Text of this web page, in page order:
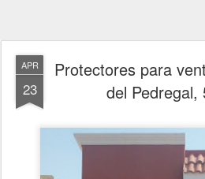
APR
23
Protectores para
del Pedregal,